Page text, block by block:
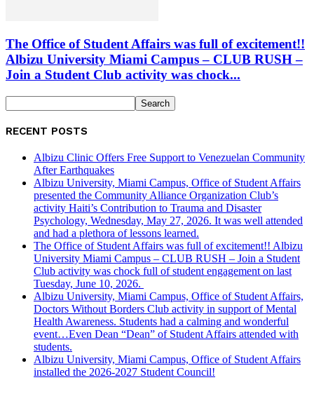
The Office of Student Affairs was full of excitement!!
Albizu University Miami Campus – CLUB RUSH –
Join a Student Club activity was chock...
RECENT POSTS
Albizu Clinic Offers Free Support to Venezuelan Community
After Earthquakes
Albizu University, Miami Campus, Office of Student Affairs
presented the Community Alliance Organization Club’s
activity Haiti’s Contribution to Trauma and Disaster
Psychology, Wednesday, May 27, 2026. It was well attended
and had a plethora of lessons learned.
The Office of Student Affairs was full of excitement!! Albizu
University Miami Campus – CLUB RUSH – Join a Student
Club activity was chock full of student engagement on last
Tuesday, June 10, 2026.
Albizu University, Miami Campus, Office of Student Affairs,
Doctors Without Borders Club activity in support of Mental
Health Awareness. Students had a calming and wonderful
event…Even Dean “Dean” of Student Affairs attended with
students.
Albizu University, Miami Campus, Office of Student Affairs
installed the 2026-2027 Student Council!